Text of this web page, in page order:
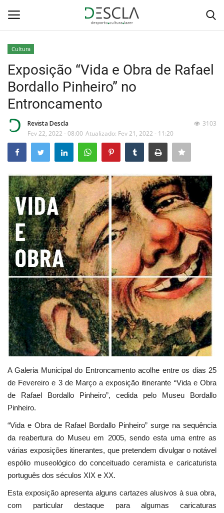
Home
Desporto
Sobre Nós
Educação
Estatuto Editorial
Saúde
Ficha técnica
Cultura
Lazer
Ambiente
Cultura
Exposição “Vida e Obra de Rafael
Bordallo Pinheiro” no
Entroncamento
Revista Descla
Fev 22, 2022 - 08:00 Atualizado: Fev 21, 2022 - 11:20
3103
A Galeria Municipal do Entroncamento acolhe entre os dias 25
de Fevereiro e 3 de Março a exposição itinerante “Vida e Obra
de Rafael Bordallo Pinheiro”, cedida pelo Museu Bordallo
Pinheiro.
“Vida e Obra de Rafael Bordallo Pinheiro” surge na sequência
da reabertura do Museu em 2005, sendo esta uma entre as
várias exposições itinerantes, que pretendem divulgar o notável
espólio museológico do conceituado ceramista e caricaturista
português dos séculos XIX e XX.
Esta exposição apresenta alguns cartazes alusivos à sua obra,
com particular destaque para algumas caricaturas